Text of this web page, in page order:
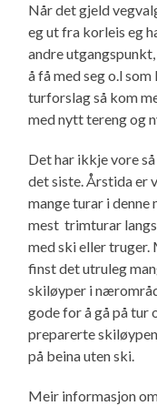
Når det gjeld
eg ut fra korleis eg
andre
å få med seg o.l
turforslag så kom
med nytt tereng og
Det har ikkje vore
det siste. Årstida er
mange turar i
mest trimturar
med ski eller truger.
finst det utruleg
skiløyper i
gode for å gå på tur
preparerte
på beina uten ski.
Meir informasjon